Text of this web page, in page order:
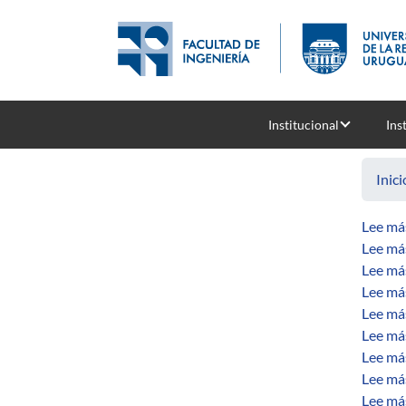
Institucional
Lee
Lee
Lee
Lee
Lee
Lee
Lee
Lee
Lee